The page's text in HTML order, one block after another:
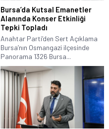
Bursa’da Kutsal Emanetler
Alanında Konser Etkinliği
Tepki Topladı
Anahtar Parti’den Sert Açıklama
Bursa’nın Osmangazi ilçesinde
Panorama 1326 Bursa...